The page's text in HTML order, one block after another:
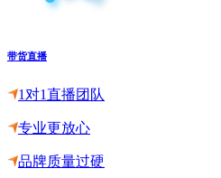
带货直播
1对1直播团队
专业更放心
品牌质量过硬